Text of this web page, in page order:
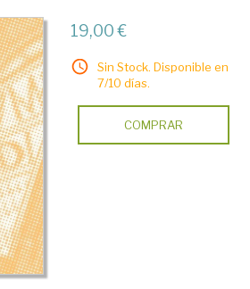
19,00 €
Sin Stock. Disponible en
7/10 días.
COMPRAR